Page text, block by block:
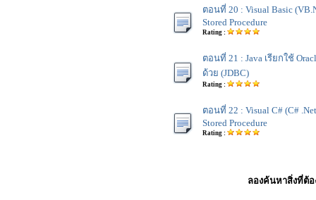
ตอนที่ 20 : Visual Basic
Stored Procedure
Rating :
ตอนที่ 21 : Java เรียกใช้
ด้วย (JDBC)
Rating :
ตอนที่ 22 : Visual C# (C#
Stored Procedure
Rating :
ลองค้นหาสิ่งที่ต้อ